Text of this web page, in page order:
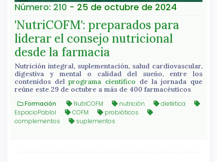
Número: 210 - 25 de octubre de 2024
'NutriCOFM': preparados para
liderar el consejo nutricional
desde la farmacia
Nutrición integral, suplementación, salud cardiovascular,
digestiva y mental o calidad del sueño, entre los
contenidos delprograma científico de la jornada que
reúne este 29 de octubre a más de 400 farmacéuticos
Formación NutriCOFM nutrición
dietética
EspacioPabloI
COFM
probióticos
complementos
suplementos